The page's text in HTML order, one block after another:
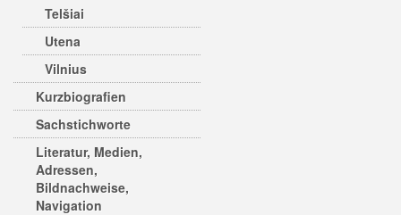
Telšiai
Utena
Vilnius
Kurzbiografien
Sachstichworte
Literatur, Medien,
Adressen,
Bildnachweise,
Navigation